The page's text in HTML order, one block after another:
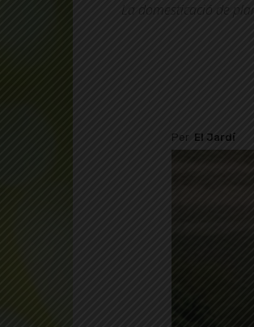
La domesticació de
Per El Jardí